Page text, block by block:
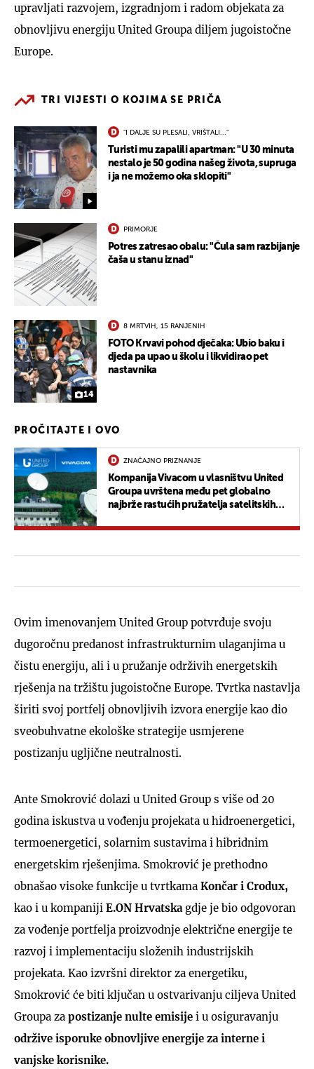
upravljati razvojem, izgradnjom i radom objekata za
obnovljivu energiju United Groupa diljem jugoistočne
Europe.
TRI VIJESTI O KOJIMA SE PRIČA
"I DALJE SU PLESALI, VRIŠTALI..."
Turisti mu zapalili apartman: "U 30 minuta
nestalo je 50 godina našeg života, supruga
i ja ne možemo oka sklopiti"
PRIMORJE
Potres zatresao obalu: "Čula sam razbijanje
čaša u stanu iznad"
14
8 MRTVIH, 15 RANJENIH
FOTO Krvavi pohod dječaka: Ubio baku i
djeda pa upao u školu i likvidirao pet
nastavnika
PROČITAJTE I OVO
ZNAČAJNO PRIZNANJE
Kompanija Vivacom u vlasništvu United
Groupa uvrštena među pet globalno
najbrže rastućih pružatelja satelitskih
Ovim imenovanjem United Group potvrđuje svoju
dugoročnu predanost infrastrukturnim ulaganjima u
čistu energiju, ali i u pružanje održivih energetskih
rješenja na tržištu jugoistočne Europe. Tvrtka nastavlja
širiti svoj portfelj obnovljivih izvora energije kao dio
sveobuhvatne ekološke strategije usmjerene
postizanju ugljične neutralnosti.
Ante Smokrović dolazi u United Group s više od 20
godina iskustva u vođenju projekata u hidroenergetici,
termoenergetici, solarnim sustavima i hibridnim
energetskim rješenjima. Smokrović je prethodno
obnašao visoke funkcije u tvrtkama Končar i Crodux,
kao i u kompaniji E.ON Hrvatska gdje je bio odgovoran
za vođenje portfelja proizvodnje električne energije te
razvoj i implementaciju složenih industrijskih
projekata. Kao izvršni direktor za energetiku,
Smokrović će biti ključan u ostvarivanju ciljeva United
Groupa za postizanje nulte emisije i u osiguravanju
održive isporuke obnovljive energije za interne i
vanjske korisnike.